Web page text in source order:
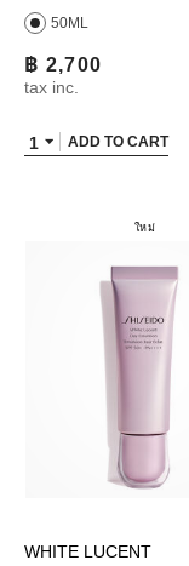
50ML
฿ 2,700
tax inc.
1 ADD TO CART
ใหม่
WHITE LUCENT